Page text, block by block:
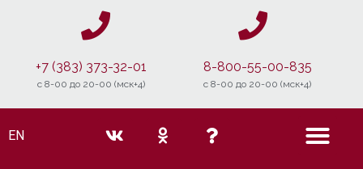
+7 (383) 373-32-01
c 8-00 до 20-00 (мск+4)
8-800-55-00-835
c 8-00 до 20-00 (мск+4)
EN